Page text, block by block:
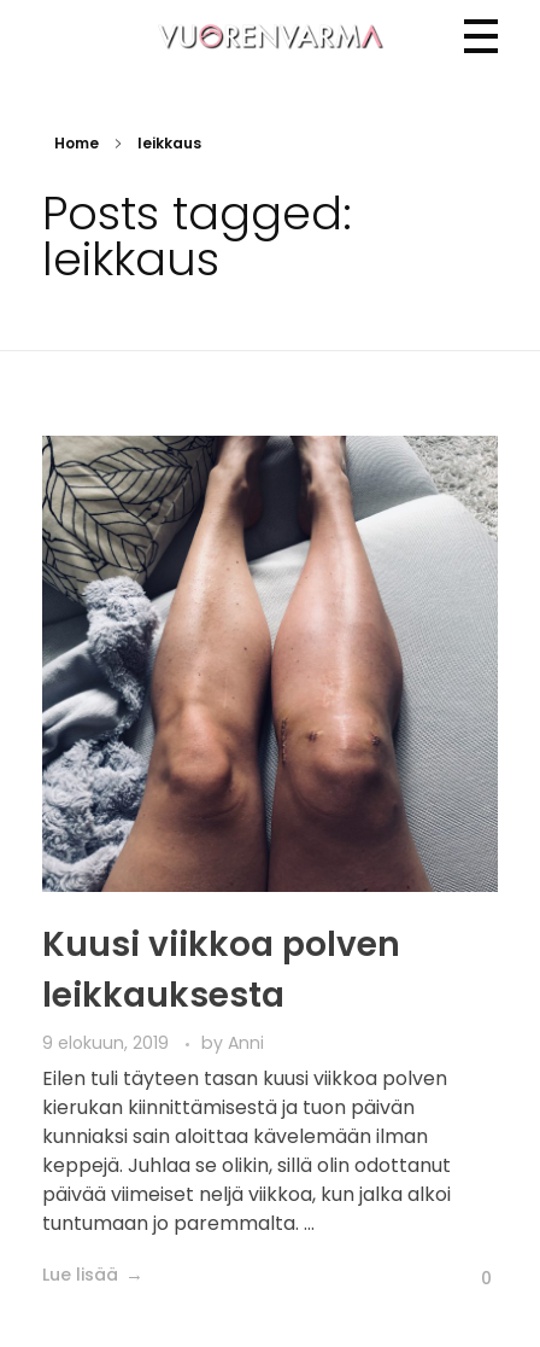
Home leikkaus
Posts tagged:
leikkaus
Kuusi viikkoa polven
leikkauksesta
9 elokuun, 2019 by Anni
Eilen tuli täyteen tasan kuusi viikkoa polven
kierukan kiinnittämisestä ja tuon päivän
kunniaksi sain aloittaa kävelemään ilman
keppejä. Juhlaa se olikin, sillä olin odottanut
päivää viimeiset neljä viikkoa, kun jalka alkoi
tuntumaan jo paremmalta. ...
Lue lisää 0